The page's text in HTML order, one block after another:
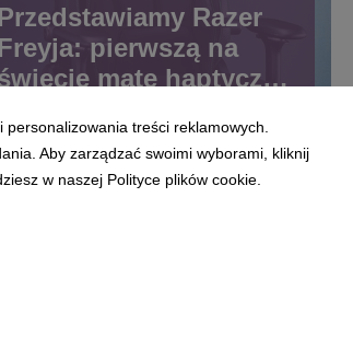
Razer
pierwszą na
matę haptyczną
treści reklamowych.
Aby zarządzać swoimi wyborami, kliknij
w naszej Polityce plików cookie.